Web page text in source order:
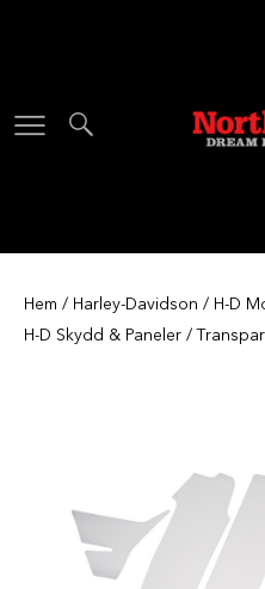
Hem / Harley-Davidson / H-D
H-D Skydd & Paneler /